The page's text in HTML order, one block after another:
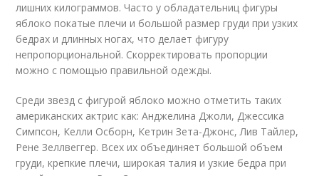
лишних килограммов. Часто у обладательниц фигуры
яблоко покатые плечи и большой размер груди при узких
бедрах и длинных ногах, что делает фигуру
непропорциональной. Скорректировать пропорции
можно с помощью правильной одежды.
Среди звезд с фигурой яблоко можно отметить таких
американских актрис как: Анджелина Джоли, Джессика
Симпсон, Келли Осборн, Кетрин Зета-Джонс, Лив Тайлер,
Рене Зеллвеггер. Всех их объединяет большой объем
груди, крепкие плечи, широкая талия и узкие бедра при